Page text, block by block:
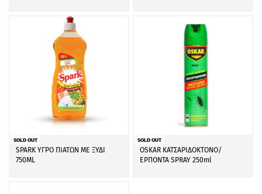
SOLD OUT
SPARK ΥΓΡΟ ΠΙΑΤΩΝ ΜΕ ΞΥΔΙ
750ML
SOLD OUT
OSKAR ΚΑΤΣΑΡΙΔΟΚΤΟΝΟ/
ΕΡΠΟΝΤΑ SPRAY 250ml